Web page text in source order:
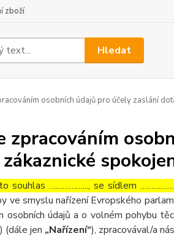
zboží
Hledat
osobních údajů pro účely zaslání
zpracováním
souhlas ……………..., se sídlem
ve smyslu nařízení Evropského
osobních údajů a o volném pohybu
(dále jen „Nařízení“), zpracovával/a